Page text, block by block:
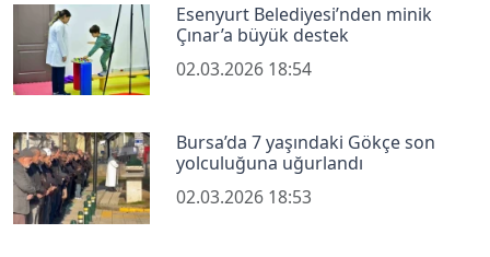
Esenyurt Belediyesi’nden minik
Çınar’a büyük destek
02.03.2026 18:54
Bursa’da 7 yaşındaki Gökçe son
yolculuğuna uğurlandı
02.03.2026 18:53